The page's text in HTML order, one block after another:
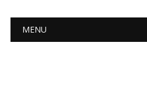
メインメニュー
MENU